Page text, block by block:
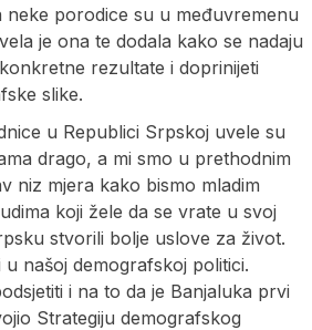
neke porodice su u međuvremenu
je ona te dodala kako se nadaju
rezultate i doprinijeti
slike.
u Republici Srpskoj uvele su
drago, a mi smo u prethodnim
niz mjera kako bismo mladim
koji žele da se vrate u svoj
stvorili bolje uslove za život.
u našoj demografskoj politici.
i na to da je Banjaluka prvi
Strategiju demografskog